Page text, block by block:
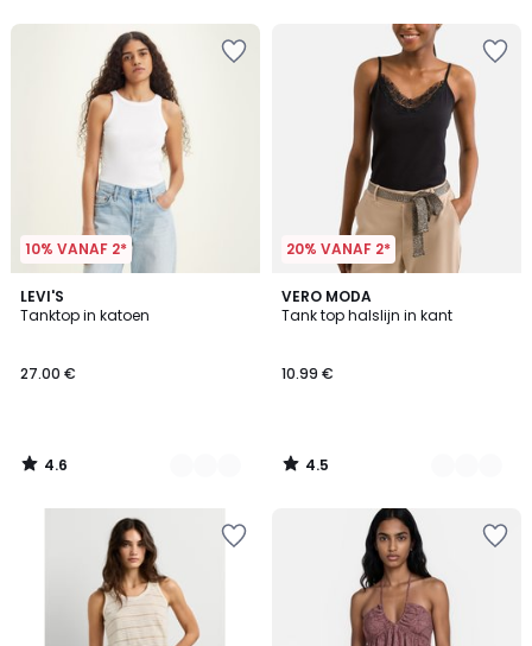
10% VANAF 2*
LEVI'S
Tanktop in katoen
27.00 €
4.6
/ 5
2
Kleuren
4.6
/
20% VANAF 2*
VERO MODA
Tank top halslijn in kant
10.99 €
4.5
/ 5
2
Kleuren
4.5
/